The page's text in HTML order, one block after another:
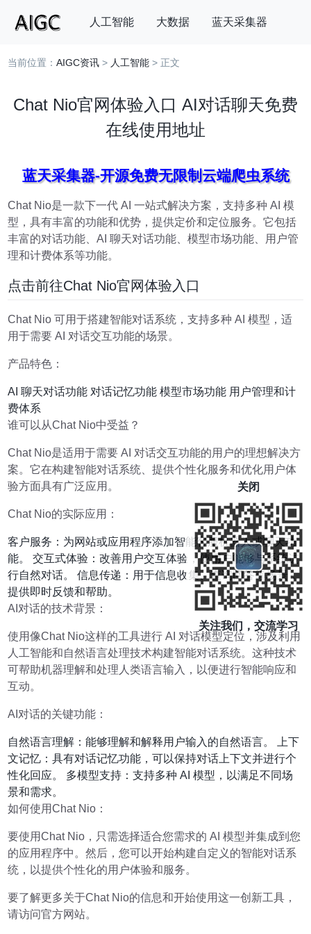
人工智能 大数据 蓝天采集器
搜索
当前位置：AIGC资讯 > 人工智能 > 正文
Chat Nio官网体验入口 AI对话聊天免费
在线使用地址
蓝天采集器-开源免费无限制云端爬虫系统
Chat Nio是一款下一代 AI 一站式解决方案，支持多种 AI 模
型，具有丰富的功能和优势，提供定价和定位服务。它包括
丰富的对话功能、AI 聊天对话功能、模型市场功能、用户管
理和计费体系等功能。
点击前往Chat Nio官网体验入口
Chat Nio 可用于搭建智能对话系统，支持多种 AI 模型，适
用于需要 AI 对话交互功能的场景。
产品特色：
AI 聊天对话功能 对话记忆功能 模型市场功能 用户管理和计
费体系
谁可以从Chat Nio中受益？
Chat Nio是适用于需要 AI 对话交互功能的用户的理想解决方
案。它在构建智能对话系统、提供个性化服务和优化用户体
验方面具有广泛应用。
Chat Nio的实际应用：
客户服务：为网站或应用程序添加智能客服机器人或聊天功
能。 交互式体验：改善用户交互体验，使用户能够与系统进
行自然对话。 信息传递：用于信息收集、查询回答等场景，
提供即时反馈和帮助。
AI对话的技术背景：
使用像Chat Nio这样的工具进行 AI 对话模型定位，涉及利用
人工智能和自然语言处理技术构建智能对话系统。这种技术
可帮助机器理解和处理人类语言输入，以便进行智能响应和
互动。
AI对话的关键功能：
自然语言理解：能够理解和解释用户输入的自然语言。 上下
文记忆：具有对话记忆功能，可以保持对话上下文并进行个
性化回应。 多模型支持：支持多种 AI 模型，以满足不同场
景和需求。
如何使用Chat Nio：
要使用Chat Nio，只需选择适合您需求的 AI 模型并集成到您
的应用程序中。然后，您可以开始构建自定义的智能对话系
统，以提供个性化的用户体验和服务。
要了解更多关于Chat Nio的信息和开始使用这一创新工具，
请访问官方网站。
关闭
关注我们，交流学习